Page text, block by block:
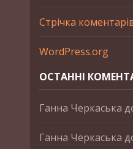
Стрічка
WordPress.org
ОСТАННІ
Ганна Черкаська
Ганна Черкаська